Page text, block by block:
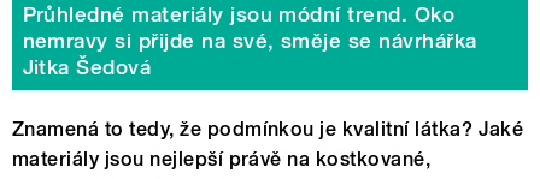
Průhledné materiály jsou módní trend. Oko
nemravy si přijde na své, směje se návrhářka
Jitka Šedová
Znamená to tedy, že podmínkou je kvalitní látka? Jaké
materiály jsou nejlepší právě na kostkované,